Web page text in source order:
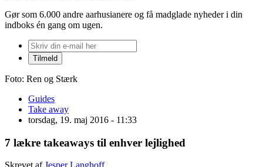
Gør som 6.000 andre aarhusianere og få madglade nyheder i din
indboks én gang om ugen.
Foto: Ren og Stærk
Guides
Take away
torsdag, 19. maj 2016 - 11:33
7 lækre takeaways til enhver lejlighed